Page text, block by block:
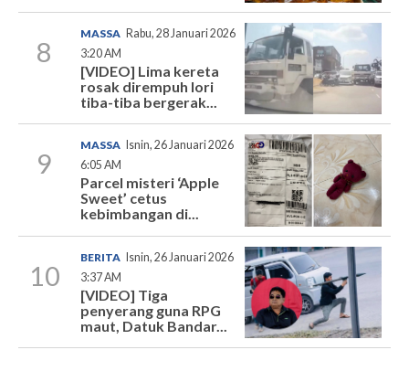
8
MASSA Rabu, 28 Januari 2026
3:20 AM
[VIDEO] Lima kereta
rosak dirempuh lori
tiba-tiba bergerak...
9
MASSA
Isnin, 26 Januari 2026
6:05 AM
Parcel misteri ‘Apple
Sweet’ cetus
kebimbangan di...
10
BERITA
Isnin, 26 Januari 2026
3:37 AM
[VIDEO] Tiga
penyerang guna RPG
maut, Datuk Bandar...